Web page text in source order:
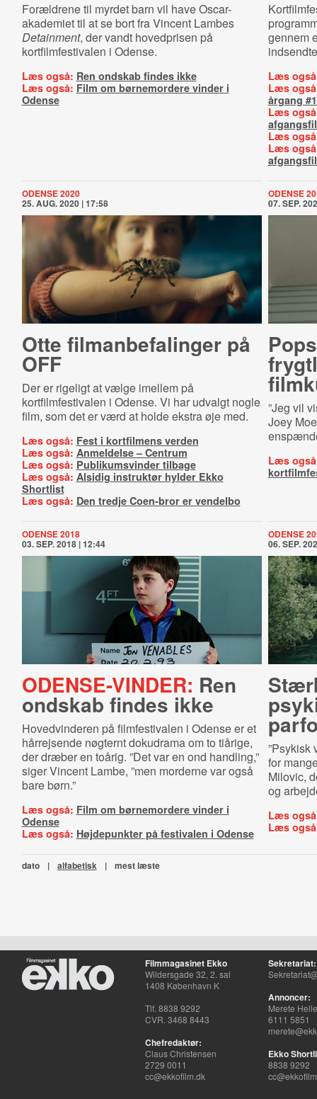
Forældrene til myrdet barn vil have Oscar-
akademiet til at se bort fra Vincent Lambes
Detainment, der vandt hovedprisen på
kortfilmfestivalen i Odense.
Læs også: Ren ondskab findes ikke
Læs også: Film om børnemordere vinder i
Odense
gennem
Læs
Læs
årgang
Læs
Læs
Læs
ODENSE 2020
25. AUG. 2020 | 17:58
Otte fil­man­be­fa­lin­ger på
OFF
Der er rigeligt at vælge imellem på
kortfilmfestivalen i Odense. Vi har udvalgt nogle
film, som det er værd at holde ekstra øje med.
Læs også: Fest i kortfilmens verden
Læs også: Anmeldelse – Centrum
Læs også: Publikumsvinder tilbage
Læs også: Alsidig instruktør hylder Ekko
Shortlist
Læs også: Den tredje Coen-bror er vendelbo
ODENSE
07. SEP.
”Jeg vil
Joey
Læs
ODENSE 2018
03. SEP. 2018 | 12:44
ODENSE-VINDER: Ren
ondskab findes ikke
Hovedvinderen på filmfestivalen i Odense er et
hårrejsende nøgternt dokudrama om to tiårige,
der dræber en toårig. ”Det var en ond handling,”
siger Vincent Lambe, ”men morderne var også
bare børn.”
Læs også: Film om børnemordere vinder i
Odense
Læs også: Højdepunkter på festivalen i Odense
ODENSE
06. SEP.
”Psykisk
for
Milovic,
og
Læs
Læs
dato | alfabetisk | mest læste
Filmmagasinet Ekko
Wildersgade 32, 2. sal
1408 København K
Tlf. 8838 9292
CVR. 3468 8443
Chefredaktør:
Claus Christensen
2729 0011
cc@ekkofilm.dk
Sekretariat:
Annoncer:
Merete
6111 5851
Ekko
8838 9292